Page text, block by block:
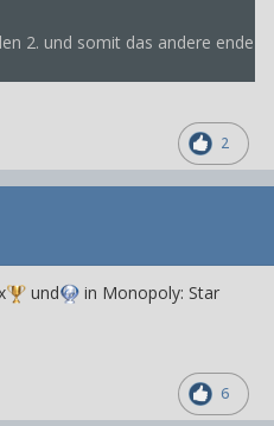
2. und somit das andere ende
2
und
in Monopoly: Star
6